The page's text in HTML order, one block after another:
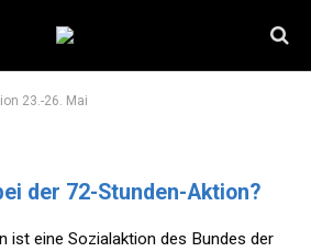
23.-26. Mai
23.-26. Mai
der 72-Stunden-Aktion?
ist eine Sozialaktion des Bundes der